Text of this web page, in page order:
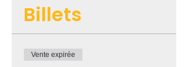
Billets
Vente expirée